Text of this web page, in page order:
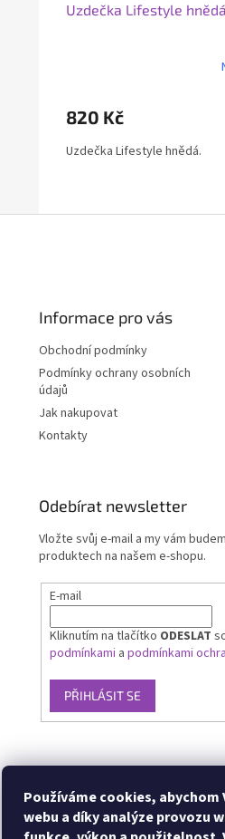
Používáme cookies,
webu a díky analýze provozu
Uzdečka Lifestyle
820 Kč
Uzdečka Lifestyle hnědá.
Informace pro vás
Obchodní podmínky
Podmínky ochrany osobních
údajů
Jak nakupovat
Kontakty
Odebírat newsletter
Vložte svůj e-mail a my vám
produktech na našem e-shopu.
E-mail
Kliknutím na tlačítko ODESLAT
podmínkami a podmínkami
PŘIHLÁSIT SE